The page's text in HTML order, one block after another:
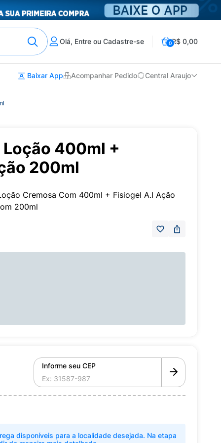
Olá, Entre ou Cadastre-se 0R$ 0,00
Baixar App Acompanhar Pedido Central Araujo
400ml +
200ml
Cremosa Com 400ml + Fisiogel A.I Ação
200ml
Informe seu CEP
disponíveis para a localidade desejada. Na etapa